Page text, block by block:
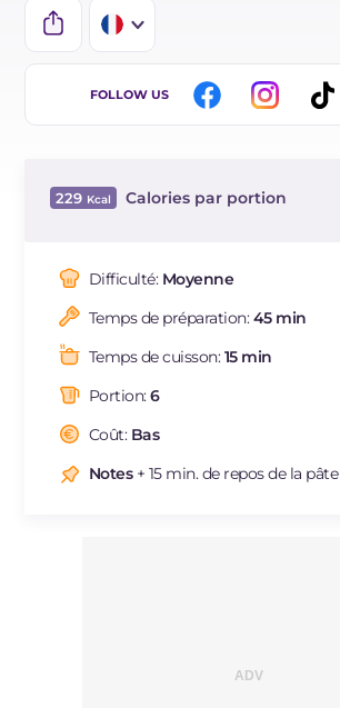
IT
ES
NL
FOLLOW US
229 Calories par portion
Dont sucres
Protéine
Graisses
Fibre
Sodium
Difficulté: Moyenne
Temps de préparation:45 min
Temps de cuisson:15 min
Portion:6
Coût: Bas
Notes+ 15 min. de repos de la pâte